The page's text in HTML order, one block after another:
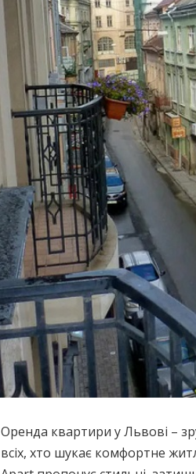
Оренда квартири у Львові –
всіх, хто шукає комфортне